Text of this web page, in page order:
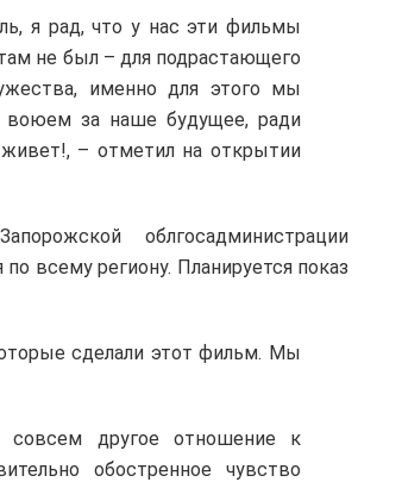
я рад, что у нас эти фильмы
не был – для подрастающего
именно для этого мы
воюем за наше будущее, ради
– отметил на открытии
облгосадминистрации
всему региону. Планируется показ
сделали этот фильм. Мы
другое отношение к
обостренное чувство